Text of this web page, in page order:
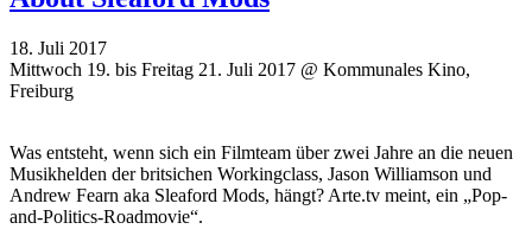
18. Juli 2017
Mittwoch 19. bis Freitag 21. Juli 2017 @ Kommunales Kino,
Freiburg
Was entsteht, wenn sich ein Filmteam über zwei Jahre an die neuen
Musikhelden der britsichen Workingclass, Jason Williamson und
Andrew Fearn aka Sleaford Mods, hängt? Arte.tv meint, ein „Pop-
and-Politics-Roadmovie“.